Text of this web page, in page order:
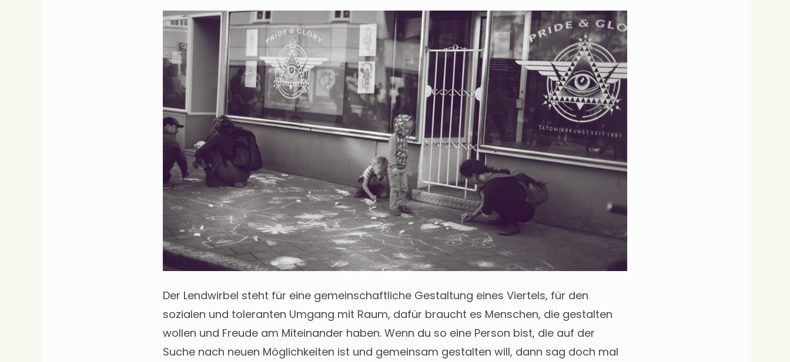
Der Lendwirbel steht für eine gemeinschaftliche Gestaltung eines Viertels, für den
sozialen und toleranten Umgang mit Raum, dafür braucht es Menschen, die gestalten
wollen und Freude am Miteinander haben. Wenn du so eine Person bist, die auf der
Suche nach neuen Möglichkeiten ist und gemeinsam gestalten will, dann sag doch mal